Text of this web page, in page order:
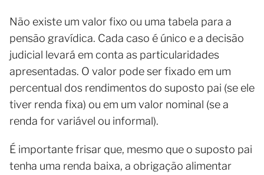
Não existe um valor fixo ou uma tabela para a
pensão gravídica. Cada caso é único e a decisão
judicial levará em conta as particularidades
apresentadas. O valor pode ser fixado em um
percentual dos rendimentos do suposto pai (se ele
tiver renda fixa) ou em um valor nominal (se a
renda for variável ou informal).
É importante frisar que, mesmo que o suposto pai
tenha uma renda baixa, a obrigação alimentar